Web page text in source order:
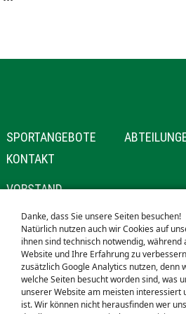
NAVIGATION
ÜBERSPRINGEN
SPORTANGEBOTE
KONTAKT
NAVIGATION
ÜBERSPRINGEN
VORSTAND
MITGLIEDSCHAFT
SPONSOREN
NAVIGATION
ÜBERSPRINGEN
STARTSEITE
SUCHE
SEITENVERZEICHNIS
Danke, dass Sie unsere Seiten besuchen!
Natürlich nutzen auch wir Cookies auf
ihnen sind technisch notwendig, während
Website und Ihre Erfahrung zu
zusätzlich Google Analytics nutzen, denn
welche Seiten besucht worden sind, was
unserer Website am meisten interessiert
ist. Wir können nicht herausfinden wer